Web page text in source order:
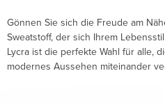
Gönnen Sie sich die Freude am
Sweatstoff, der sich Ihrem
Lycra ist die perfekte Wahl für alle,
modernes Aussehen miteinander